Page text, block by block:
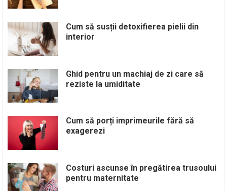
Cum să susții detoxifierea pielii din
interior
Ghid pentru un machiaj de zi care să
reziste la umiditate
Cum să porți imprimeurile fără să
exagerezi
Costuri ascunse în pregătirea trusoului
pentru maternitate